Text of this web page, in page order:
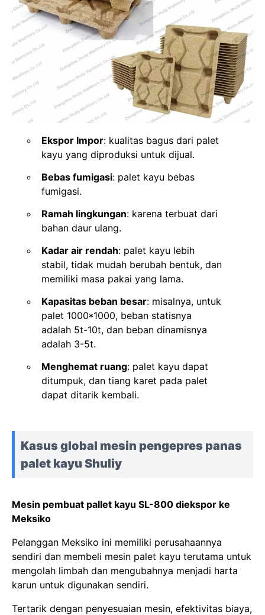
Ekspor Impor: kualitas bagus dari palet
kayu yang diproduksi untuk dijual.
Bebas fumigasi: palet kayu bebas
fumigasi.
Ramah lingkungan: karena terbuat dari
bahan daur ulang.
Kadar air rendah: palet kayu lebih
stabil, tidak mudah berubah bentuk, dan
memiliki masa pakai yang lama.
Kapasitas beban besar: misalnya, untuk
palet 1000*1000, beban statisnya
adalah 5t-10t, dan beban dinamisnya
adalah 3-5t.
Menghemat ruang: palet kayu dapat
ditumpuk, dan tiang karet pada palet
dapat ditarik kembali.
Kasus global mesin pengepres panas
palet kayu Shuliy
Mesin pembuat pallet kayu SL-800 diekspor ke
Meksiko
Pelanggan Meksiko ini memiliki perusahaannya
sendiri dan membeli mesin palet kayu terutama untuk
mengolah limbah dan mengubahnya menjadi harta
karun untuk digunakan sendiri.
Tertarik dengan penyesuaian mesin, efektivitas biaya,